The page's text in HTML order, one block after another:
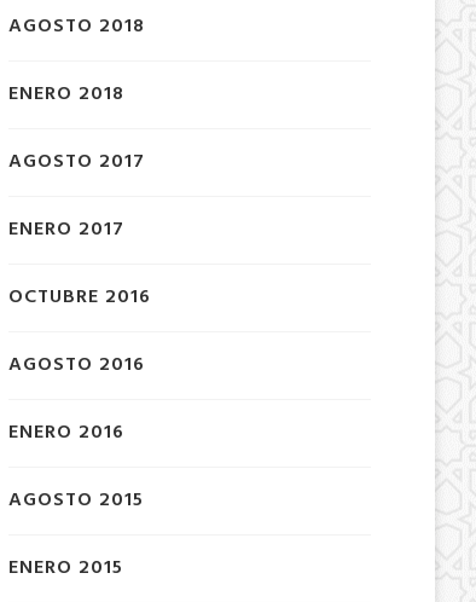
AGOSTO 2018
ENERO 2018
AGOSTO 2017
ENERO 2017
OCTUBRE 2016
AGOSTO 2016
ENERO 2016
AGOSTO 2015
ENERO 2015